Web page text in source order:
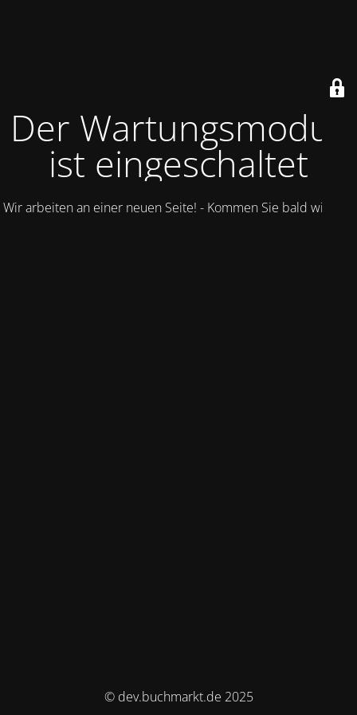
Der Wartungsmodus
ist eingeschaltet
Wir arbeiten an einer neuen Seite! - Kommen Sie bald wieder.
© dev.buchmarkt.de 2025